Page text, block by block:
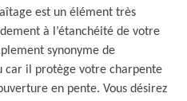
est un élément très
à l’étanchéité de votre
synonyme de
car il protège votre charpente
en pente. Vous désirez